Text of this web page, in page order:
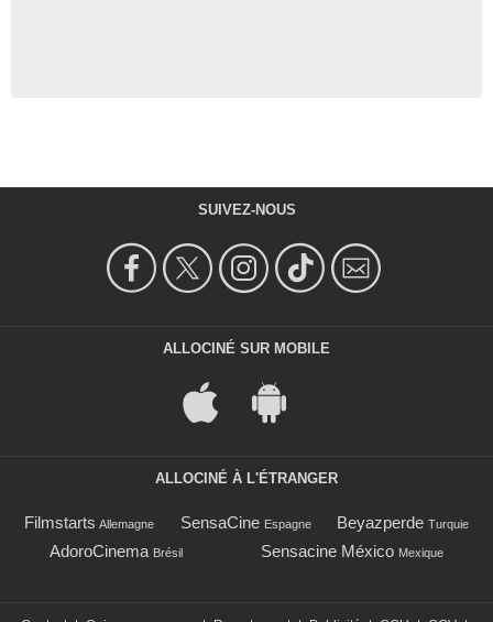
SUIVEZ-NOUS
ALLOCINÉ SUR MOBILE
ALLOCINÉ À L'ÉTRANGER
Filmstarts Allemagne SensaCine Espagne Beyazperde Turquie
AdoroCinema Brésil Sensacine México Mexique